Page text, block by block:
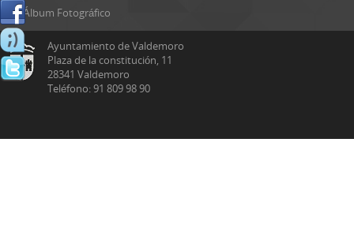
Álbum Fotográfico
Ayuntamiento de Valdemoro
Plaza de la constitución, 11
28341 Valdemoro
Teléfono: 91 809 98 90